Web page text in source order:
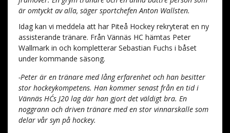
är omtyckt av alla, säger sportchefen Anton Wallsten.
Idag kan vi meddela att har Piteå Hockey rekryterat en ny
assisterande tränare. Från Vännäs HC hämtas Peter
Wallmark in och kompletterar Sebastian Fuchs i båset
under kommande säsong.
-Peter är en tränare med lång erfarenhet och han besitter
stor hockeykompetens. Han kommer senast från en tid i
Vännäs HC´s J20 lag där han gjort det väldigt bra. En
noggrann och driven tränare med en stor vinnarskalle som
delar vår syn på hockey.